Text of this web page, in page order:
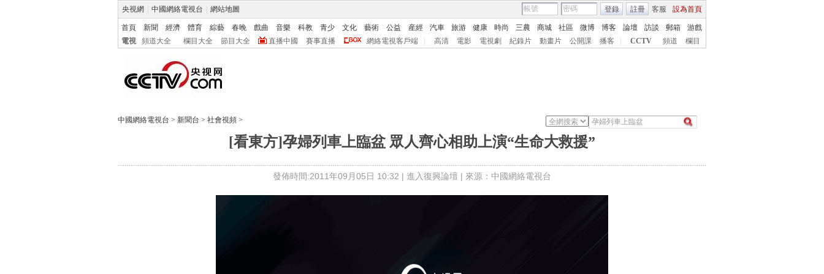
央視網 中國網絡電視台 網站地圖 客服 設為首頁
登錄 註冊
首頁 新聞 經濟 體育 綜藝 春晚 戲曲 音樂 科教 青少 文化 藝術 公益 産經 汽車 旅游 健康 時尚 三農 商城 社區 微博 博客 論壇 訪談 郵箱
游戲
電視
頻道大全 欄目大全 節目大全 直播中國 賽事直播 網絡電視客戶端 高清 電影 電視劇 紀錄片 動畫片 公開課 播客 CCTV 頻道 欄目
中國網絡電視台 > 新聞台 > 社會視頻 >
[看東方]孕婦列車上臨盆 眾人齊心相助上演“生命大救援”
發佈時間:2011年09月05日 10:32 | 進入復興論壇 | 來源：中國網絡電視台